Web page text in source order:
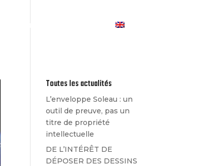
Les Actualités
Toutes les actualités
L’enveloppe Soleau : un
outil de preuve, pas un
titre de propriété
intellectuelle
DE L’INTÉRÊT DE
DÉPOSER DES DESSINS